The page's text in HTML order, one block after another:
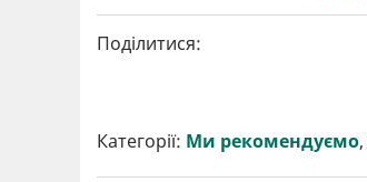
Поділитися:
Категорії: Ми рекомендуємо,